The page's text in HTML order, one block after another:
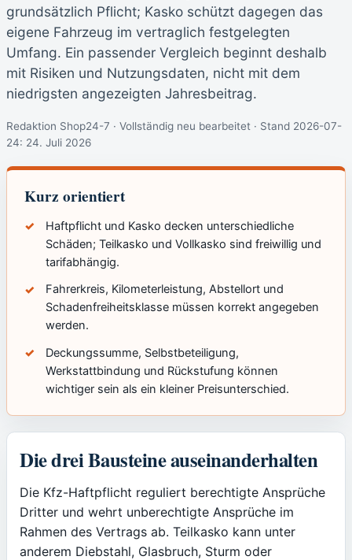
grundsätzlich Pflicht; Kasko schützt dagegen das
eigene Fahrzeug im vertraglich festgelegten
Umfang. Ein passender Vergleich beginnt deshalb
mit Risiken und Nutzungsdaten, nicht mit dem
niedrigsten angezeigten Jahresbeitrag.
Redaktion Shop24-7 · Vollständig neu bearbeitet · Stand 2026-07-
24: 24. Juli 2026
Kurz orientiert
Haftpflicht und Kasko decken unterschiedliche
Schäden; Teilkasko und Vollkasko sind freiwillig und
tarifabhängig.
Fahrerkreis, Kilometerleistung, Abstellort und
Schadenfreiheitsklasse müssen korrekt angegeben
werden.
Deckungssumme, Selbstbeteiligung,
Werkstattbindung und Rückstufung können
wichtiger sein als ein kleiner Preisunterschied.
Die drei Bausteine auseinanderhalten
Die Kfz-Haftpflicht reguliert berechtigte Ansprüche
Dritter und wehrt unberechtigte Ansprüche im
Rahmen des Vertrags ab. Teilkasko kann unter
anderem Diebstahl, Glasbruch, Sturm oder